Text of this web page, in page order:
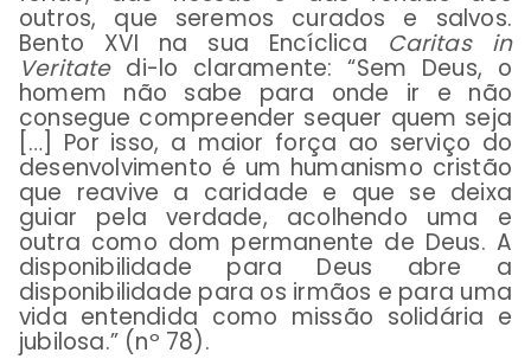
outros, que seremos curados e salvos.
Bento XVI na sua Encíclica Caritas in
Veritatedi-lo claramente: “Sem Deus, o
homem não sabe para onde ir e não
consegue compreender sequer quem seja
[…] Por isso, a maior força ao serviço do
desenvolvimento é um humanismo cristão
que reavive a caridade e que se deixa
guiar pela verdade, acolhendo uma e
outra como dom permanente de Deus. A
disponibilidade para Deus abre a
disponibilidade para os irmãos e para uma
vida entendida como missão solidária e
jubilosa.” (nº 78).